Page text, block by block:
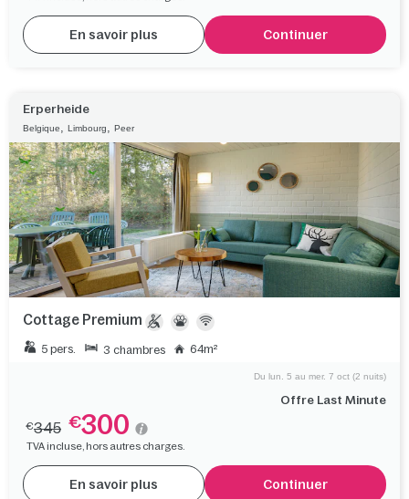
En savoir plus Continuer
Erperheide
Belgique, Limbourg, Peer
Cottage Premium
5 pers. 3 chambres 64m²
Offre Last Minute
Du lun. 5 au mer. 7 oct (2 nuits)
€345 €300
TVA incluse, hors autres charges.
En savoir plus Continuer